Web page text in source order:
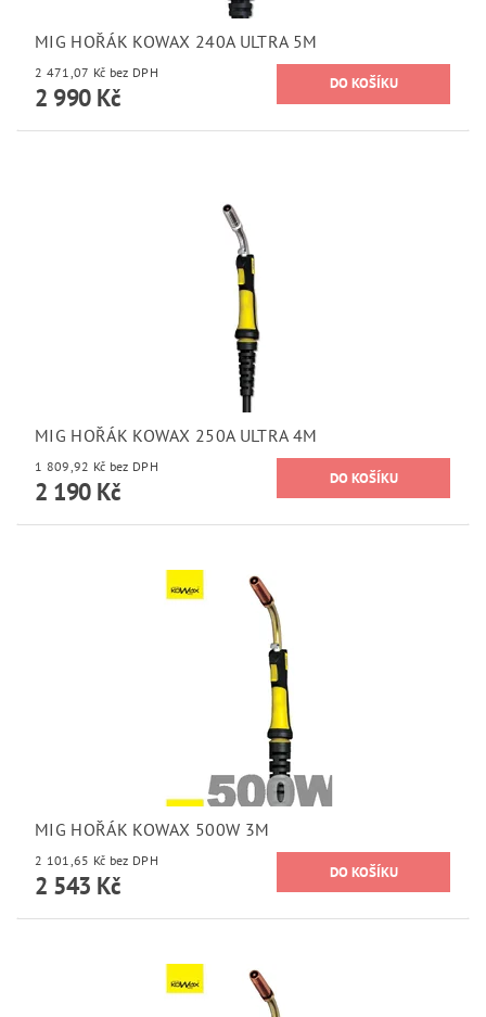
MIG HOŘÁK KOWAX 240A ULTRA 5M
2 471,07 Kč bez DPH
2 990 Kč
MIG HOŘÁK KOWAX 250A ULTRA 4M
1 809,92 Kč bez DPH
2 190 Kč
MIG HOŘÁK KOWAX 500W 3M
2 101,65 Kč bez DPH
2 543 Kč